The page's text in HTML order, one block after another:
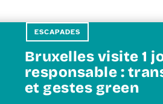
ESCAPADES
Bruxelles visite 1
responsable :
et gestes green